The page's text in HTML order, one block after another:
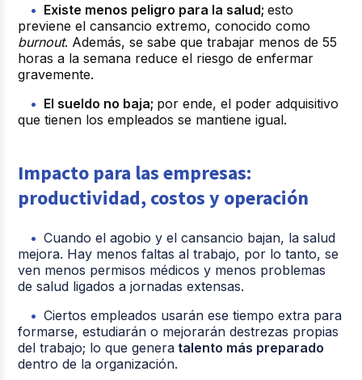
Existe menos peligro para la salud;esto
previene el cansancio extremo, conocido como
burnout. Además,se sabe que trabajar menos de 55
horas a la semana reduce el riesgo de enfermar
gravemente.
El sueldo no baja; por ende, el poder adquisitivo
que tienen los empleados se mantiene igual.
Impacto para las empresas:
productividad, costos y operación
Cuando el agobio y el cansancio bajan, la salud
mejora. Hay menos faltas al trabajo, por lo tanto, se
ven menos permisos médicos y menos problemas
de salud ligados a jornadas extensas.
Ciertos empleados usarán ese tiempo extra para
formarse, estudiarán o mejorarán destrezas propias
del trabajo; lo que genera talento más preparado
dentro de la organización.